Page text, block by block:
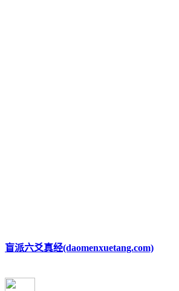
盲派六爻真经(daomenxuetang.com)